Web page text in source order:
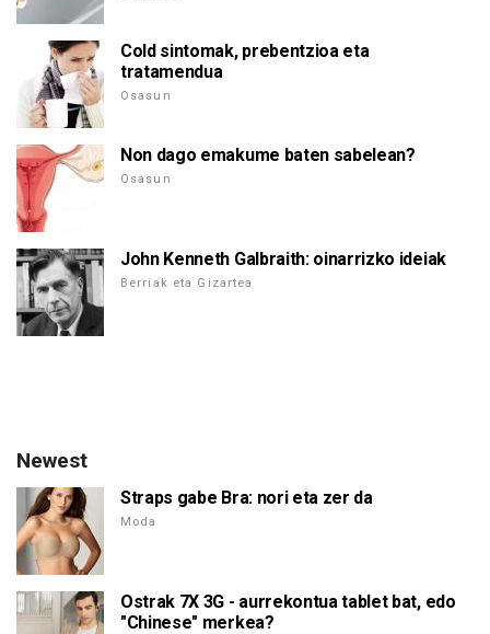
Cold sintomak, prebentzioa eta
tratamendua
Osasun
Non dago emakume baten sabelean?
Osasun
John Kenneth Galbraith: oinarrizko ideiak
Berriak eta Gizartea
Newest
Straps gabe Bra: nori eta zer da
Moda
Ostrak 7X 3G - aurrekontua tablet bat, edo
"Chinese" merkea?